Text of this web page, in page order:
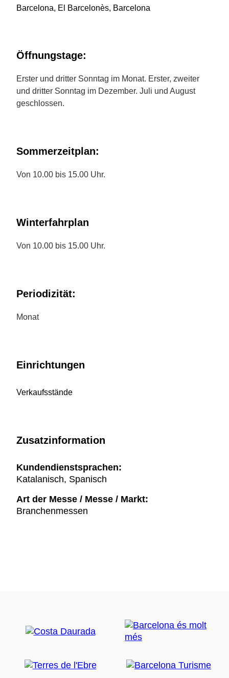
Barcelona, El Barcelonès, Barcelona
Öffnungstage:
Erster und dritter Sonntag im Monat. Erster, zweiter
und dritter Sonntag im Dezember. Juli und August
geschlossen.
Sommerzeitplan:
Von 10.00 bis 15.00 Uhr.
Winterfahrplan
Von 10.00 bis 15.00 Uhr.
Periodizität:
Monat
Einrichtungen
Verkaufsstände
Zusatzinformation
Kundendienstsprachen:
Katalanisch, Spanisch
Art der Messe / Messe / Markt:
Branchenmessen